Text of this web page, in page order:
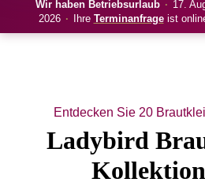
Entdecken Sie 20
Ladybird
Wir haben Betriebsurlaub · 17.
2026 · Ihre Terminanfrageist